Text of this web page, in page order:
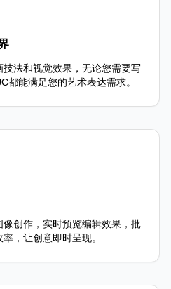
法和视觉效果，无论您需要写
都能满足您的艺术表达需求。
像创作，实时预览编辑效果，批
，让创意即时呈现。